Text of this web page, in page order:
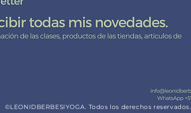
©LEONIDBERBESIYOGA. Todos los derechos reservados.